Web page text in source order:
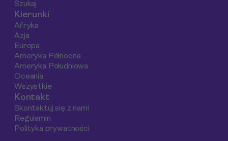
Szukaj
Kierunki
Afryka
Azja
Europa
Ameryka Północna
Ameryka Południowa
Oceania
Wszystkie
Kontakt
Skontaktuj się z nami
Regulamin
Polityka prywatności